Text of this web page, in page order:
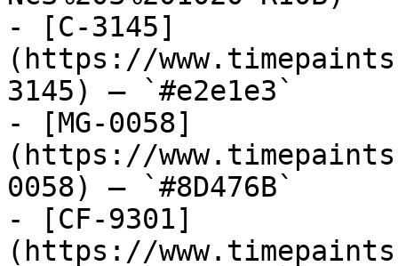
- [C-3145]
(https://
3145) — `#e2e1e3`
- [MG-0058]
(https://
0058) — `#8D476B`
- [CF-9301]
(https://